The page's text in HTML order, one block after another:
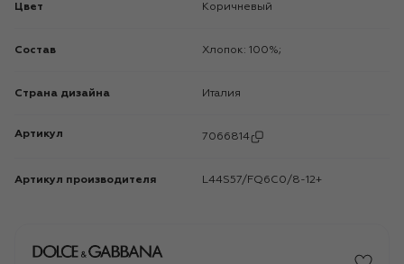
Цвет Коричневый
Состав Хлопок: 100%;
Страна дизайна Италия
Артикул 7066814
Артикул производителя L44S57/FQ6C0/8-12+